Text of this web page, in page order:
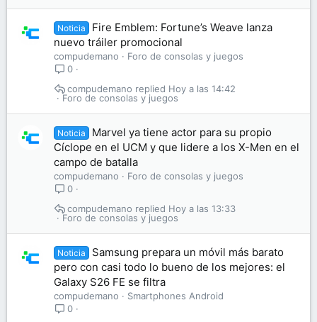
Noticia
Fire Emblem: Fortune’s Weave lanza
nuevo tráiler promocional
compudemano
Foro de consolas y juegos
0
Foro de consolas y juegos
Hoy a las 14:42
compudemano
Noticia
Marvel ya tiene actor para su propio
Cíclope en el UCM y que lidere a los X-Men en el
campo de batalla
compudemano
Foro de consolas y juegos
0
Foro de consolas y juegos
Hoy a las 13:33
compudemano
Noticia
Samsung prepara un móvil más barato
pero con casi todo lo bueno de los mejores: el
Galaxy S26 FE se filtra
compudemano
Smartphones Android
0